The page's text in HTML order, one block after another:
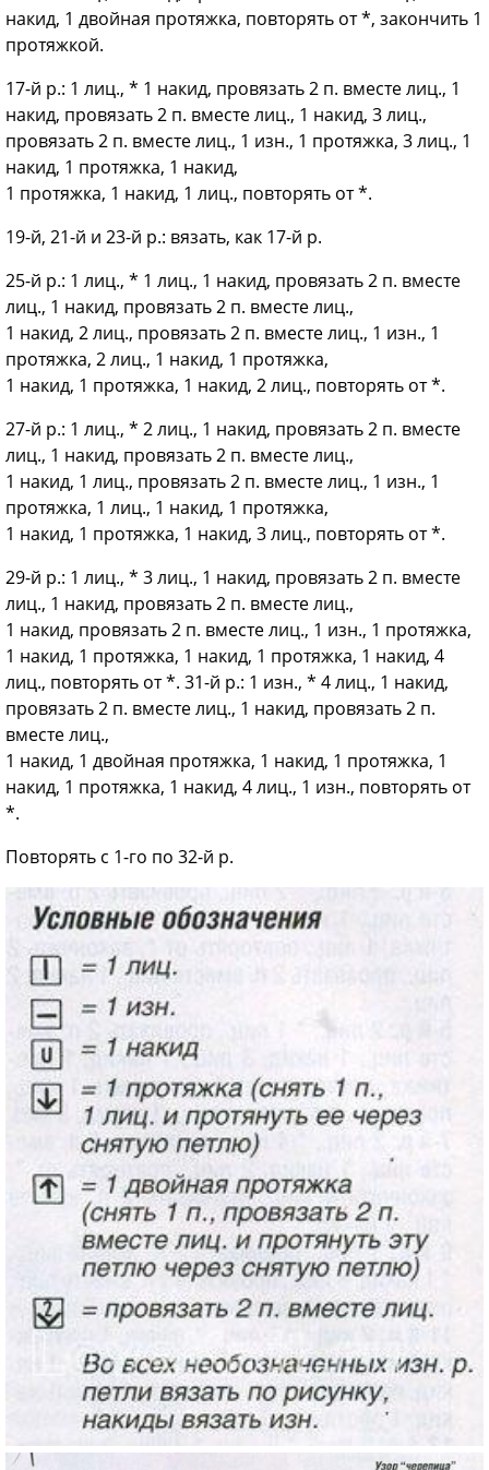
накид, 1 двойная протяжка, повторять от *, закончить 1
протяжкой.
17-й р.: 1 лиц., * 1 накид, провязать 2 п. вместе лиц., 1
накид, провязать 2 п. вместе лиц., 1 накид, 3 лиц.,
провязать 2 п. вместе лиц., 1 изн., 1 протяжка, 3 лиц., 1
накид, 1 протяжка, 1 накид,
1 протяжка, 1 накид, 1 лиц., повторять от *.
19-й, 21-й и 23-й р.: вязать, как 17-й р.
25-й р.: 1 лиц., * 1 лиц., 1 накид, провязать 2 п. вместе
лиц., 1 накид, провязать 2 п. вместе лиц.,
1 накид, 2 лиц., провязать 2 п. вместе лиц., 1 изн., 1
протяжка, 2 лиц., 1 накид, 1 протяжка,
1 накид, 1 протяжка, 1 накид, 2 лиц., повторять от *.
27-й р.: 1 лиц., * 2 лиц., 1 накид, провязать 2 п. вместе
лиц., 1 накид, провязать 2 п. вместе лиц.,
1 накид, 1 лиц., провязать 2 п. вместе лиц., 1 изн., 1
протяжка, 1 лиц., 1 накид, 1 протяжка,
1 накид, 1 протяжка, 1 накид, 3 лиц., повторять от *.
29-й р.: 1 лиц., * 3 лиц., 1 накид, провязать 2 п. вместе
лиц., 1 накид, провязать 2 п. вместе лиц.,
1 накид, провязать 2 п. вместе лиц., 1 изн., 1 протяжка,
1 накид, 1 протяжка, 1 накид, 1 протяжка, 1 накид, 4
лиц., повторять от *. 31-й р.: 1 изн., * 4 лиц., 1 накид,
провязать 2 п. вместе лиц., 1 накид, провязать 2 п.
вместе лиц.,
1 накид, 1 двойная протяжка, 1 накид, 1 протяжка, 1
накид, 1 протяжка, 1 накид, 4 лиц., 1 изн., повторять от
*.
Повторять с 1-го по 32-й р.